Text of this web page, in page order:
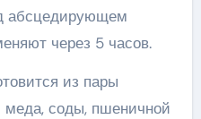
абсцедирующем
через 5 часов.
из пары
меда, соды, пшеничной